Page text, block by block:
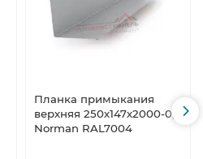
Планка примыкания
верхняя 250х147х2000-0,5
Norman RAL7004